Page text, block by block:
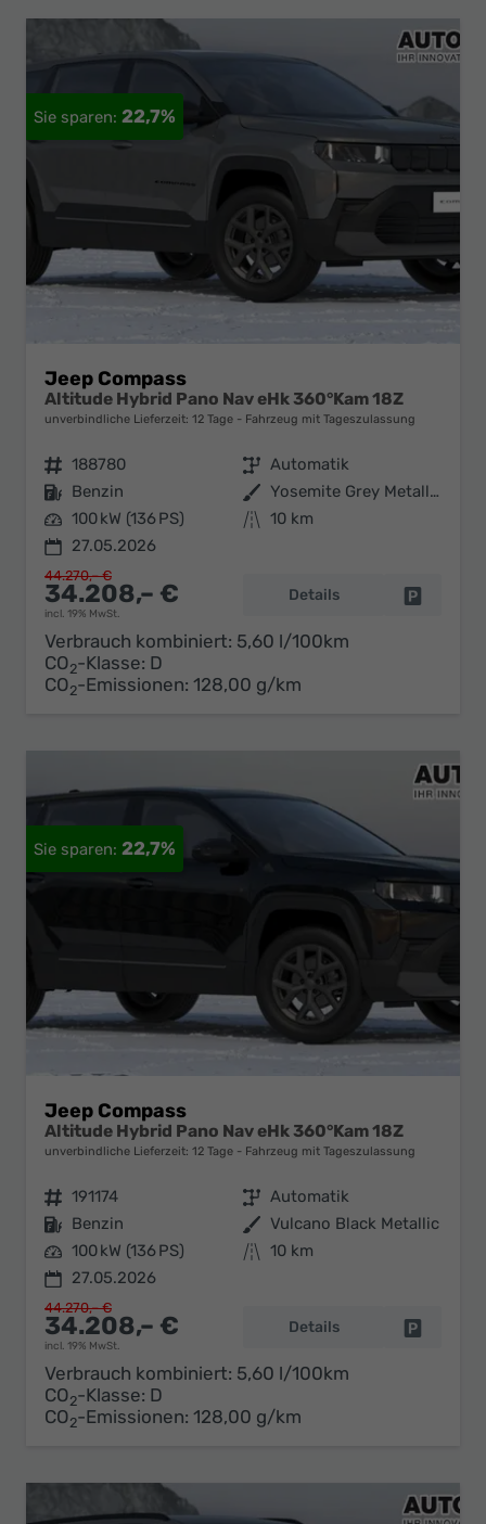
22,7%
Jeep Compass
Altitude Hybrid Pano Nav eHk 360°Kam 18Z
unverbindliche Lieferzeit: 12 Tage Fahrzeug mit Tageszulassung
Fahrzeugnr. 188780 Getriebe Automatik
Kraftstoff Benzin Außenfarbe
Yosemite Grey Metallic
Leistung 100 kW (136 PS) Kilometerstand 10 km
27.05.2026
34.208,– €
incl. 19% MwSt.
44.270,– €
Details
Verbrauch kombiniert: 5,60 l/100km
CO2-Klasse: D
CO2-Emissionen: 128,00 g/km
22,7%
Jeep Compass
Altitude Hybrid Pano Nav eHk 360°Kam 18Z
unverbindliche Lieferzeit: 12 Tage Fahrzeug mit Tageszulassung
Fahrzeugnr. 191174 Getriebe Automatik
Kraftstoff Benzin Außenfarbe Vulcano Black Metallic
Leistung 100 kW (136 PS) Kilometerstand 10 km
27.05.2026
34.208,– €
incl. 19% MwSt.
44.270,– €
Details
Verbrauch kombiniert: 5,60 l/100km
CO2-Klasse: D
CO2-Emissionen: 128,00 g/km